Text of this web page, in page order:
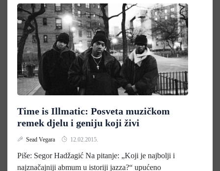
Time is Illmatic: Posveta muzičkom
remek djelu i geniju koji živi
Sead Vegara 12.02.2015.
Piše: Segor Hadžagić Na pitanje: „Koji je najbolji i
najznačajniji abmum u istoriji jazza?“ upućeno